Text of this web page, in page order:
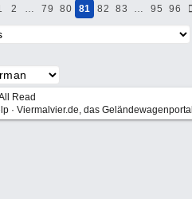
2 … 79 80 81 82 83 … 95 96
Read
· Viermalvier.de, das